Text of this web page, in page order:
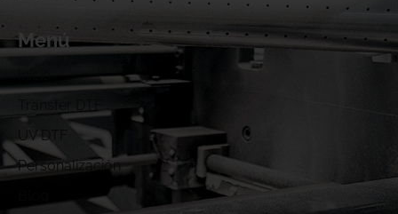
Menú
UV DTF
Personalización